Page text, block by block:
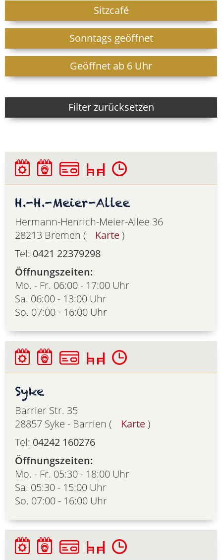
Sitzcafé
Sonntags geöffnet
Geöffnet ab 6 Uhr
Filter zurücksetzen
H.-H.-Meier-Allee
Hermann-Henrich-Meier-Allee 36
28213 Bremen (
Karte )
Tel: 0421 22379298
Öffnungszeiten:
Mo. - Fr. 06:00 - 17:00 Uhr
Sa. 06:00 - 13:00 Uhr
So. 07:00 - 16:00 Uhr
Syke
Barrier Str. 35
28857 Syke - Barrien (
Karte )
Tel: 04242 160276
Öffnungszeiten:
Mo. - Fr. 05:30 - 18:00 Uhr
Sa. 05:30 - 15:00 Uhr
So. 07:00 - 16:00 Uhr